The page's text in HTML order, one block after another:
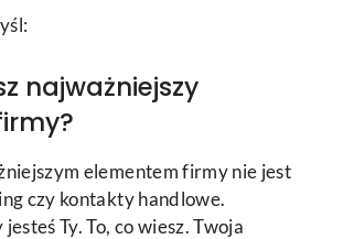
najważniejszy
elementem firmy nie jest
czy kontakty handlowe.
Ty. To, co wiesz. Twoja